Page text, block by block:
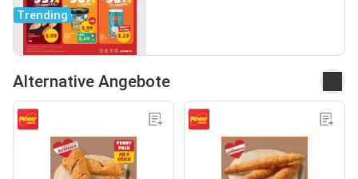
Trending
Alternative Angebote